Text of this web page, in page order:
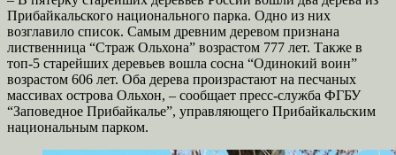
Прибайкальского национального парка. Одно из них
возглавило список. Самым древним деревом признана
лиственница “Страж Ольхона” возрастом 777 лет. Также в
топ-5 старейших деревьев вошла сосна “Одинокий воин”
возрастом 606 лет. Оба дерева произрастают на песчаных
массивах острова Ольхон, – сообщает пресс-служба ФГБУ
“Заповедное Прибайкалье”, управляющего Прибайкальским
национальным парком.